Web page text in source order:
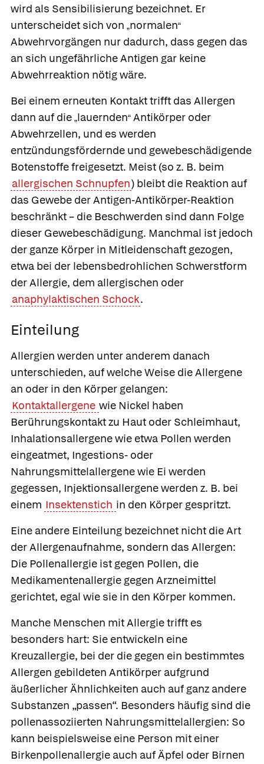
wird als Sensibilisierung bezeichnet. Er
unterscheidet sich von „normalen“
Abwehrvorgängen nur dadurch, dass gegen das
an sich ungefährliche Antigen gar keine
Abwehrreaktion nötig wäre.
Bei einem erneuten Kontakt trifft das Allergen
dann auf die „lauernden“ Antikörper oder
Abwehrzellen, und es werden
entzündungsfördernde und gewebeschädigende
Botenstoffe freigesetzt. Meist (so z. B. beim
allergischen Schnupfen) bleibt die Reaktion auf
das Gewebe der Antigen-Antikörper-Reaktion
beschränkt – die Beschwerden sind dann Folge
dieser Gewebeschädigung. Manchmal ist jedoch
der ganze Körper in Mitleidenschaft gezogen,
etwa bei der lebensbedrohlichen Schwerstform
der Allergie, dem allergischen oder
anaphylaktischen Schock.
Einteilung
Allergien werden unter anderem danach
unterschieden, auf welche Weise die Allergene
an oder in den Körper gelangen:
Kontaktallergene wie Nickel haben
Berührungskontakt zu Haut oder Schleimhaut,
Inhalationsallergene wie etwa Pollen werden
eingeatmet, Ingestions- oder
Nahrungsmittelallergene wie Ei werden
gegessen, Injektionsallergene werden z. B. bei
einem Insektenstich in den Körper gespritzt.
Eine andere Einteilung bezeichnet nicht die Art
der Allergenaufnahme, sondern das Allergen:
Die Pollenallergie ist gegen Pollen, die
Medikamentenallergiegegen Arzneimittel
gerichtet, egal wie sie in den Körper kommen.
Manche Menschen mit Allergie trifft es
besonders hart: Sie entwickeln eine
Kreuzallergie, bei der die gegen ein bestimmtes
Allergen gebildeten Antikörper aufgrund
äußerlicher Ähnlichkeiten auch auf ganz andere
Substanzen „passen“. Besonders häufig sind die
pollenassoziierten Nahrungsmittelallergien: So
kann beispielsweise eine Person mit einer
Birkenpollenallergie auch auf Äpfel oder Birnen